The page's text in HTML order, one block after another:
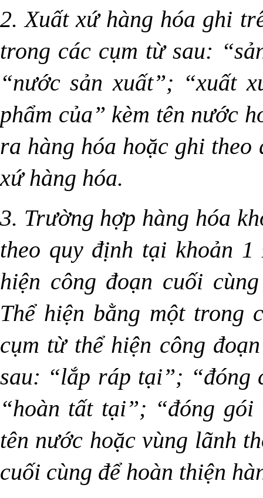
2. Xuất xứ hàng hóa ghi
trong các cụm từ sau:
“nước sản xuất”; “xuất
phẩm của” kèm tên nước
ra hàng hóa hoặc ghi
xứ hàng hóa.
3. Trường hợp hàng hóa
theo quy định tại khoản
hiện công đoạn cuối
Thể hiện bằng một trong
cụm từ thể hiện công
sau: “lắp ráp tại”;
“hoàn tất tại”; “đóng
tên nước hoặc vùng lãnh
cuối cùng để hoàn thiện